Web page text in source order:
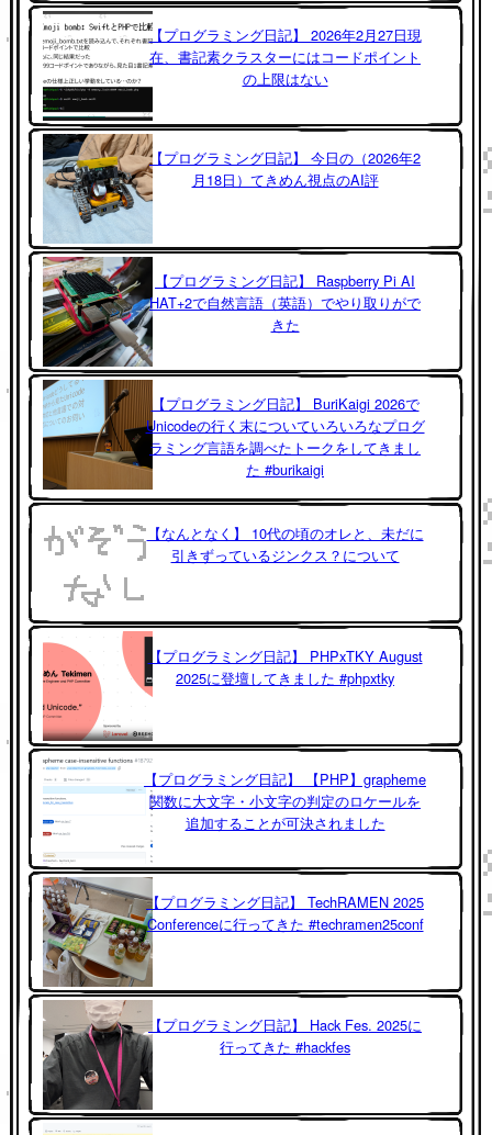
【プログラミング日記】 2026年2月27日現
在、書記素クラスターにはコードポイント
の上限はない
【プログラミング日記】 今日の（2026年2
月18日）てきめん視点のAI評
【プログラミング日記】 Raspberry Pi AI
HAT+2で自然言語（英語）でやり取りがで
きた
【プログラミング日記】 BuriKaigi 2026で
Unicodeの行く末についていろいろなプログ
ラミング言語を調べたトークをしてきまし
た #burikaigi
【なんとなく】 10代の頃のオレと、未だに
引きずっているジンクス？について
【プログラミング日記】 PHPxTKY August
2025に登壇してきました #phpxtky
【プログラミング日記】 【PHP】grapheme
関数に大文字・小文字の判定のロケールを
追加することが可決されました
【プログラミング日記】 TechRAMEN 2025
Conferenceに行ってきた #techramen25conf
【プログラミング日記】 Hack Fes. 2025に
行ってきた #hackfes